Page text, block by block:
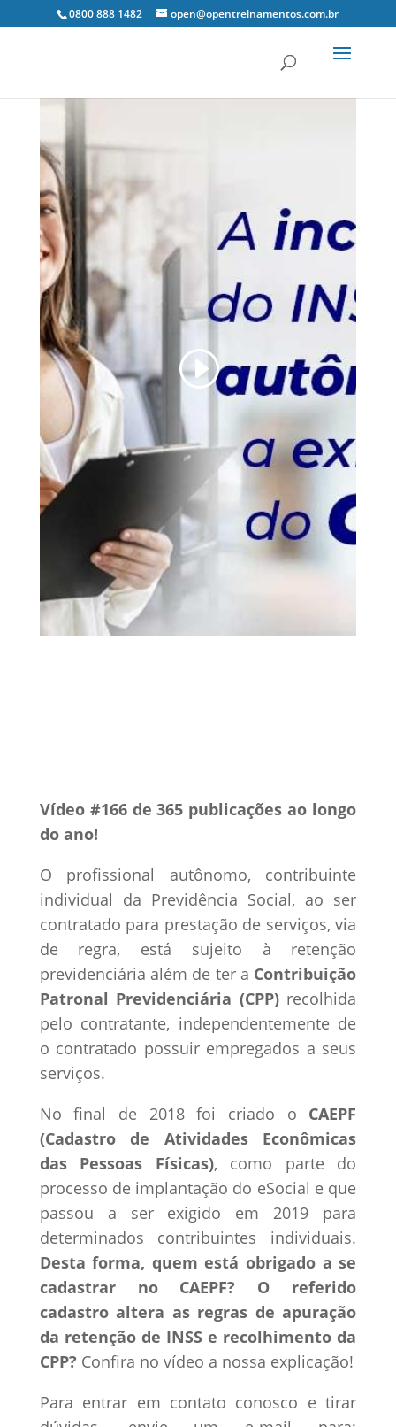
0800 888 1482 open@opentreinamentos.com.br
Vídeo #166 de 365 publicações ao longo
do ano!
O profissional autônomo, contribuinte
individual da Previdência Social, ao ser
contratado para prestação de serviços, via
de regra, está sujeito à retenção
previdenciária além de ter a Contribuição
Patronal Previdenciária (CPP)recolhida
pelo contratante, independentemente de
o contratado possuir empregados a seus
serviços.
No final de 2018 foi criado o CAEPF
(Cadastro de Atividades Econômicas
das Pessoas Físicas), como parte do
processo de implantação do eSocial e que
passou a ser exigido em 2019 para
determinados contribuintes individuais.
Desta forma, quem está obrigado a se
cadastrar no CAEPF? O referido
cadastro altera as regras de apuração
da retenção de INSS e recolhimento da
CPP? Confira no vídeo a nossa explicação!
Para entrar em contato conosco e tirar